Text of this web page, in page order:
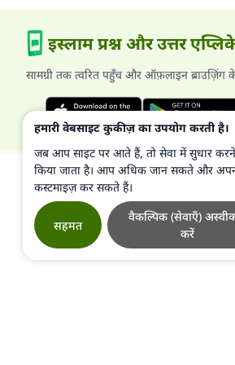
इस्लाम प्रश्न और उत्तर
सामग्री तक त्वरित पहुँच और ऑफ़लाइन ब्राउज़िंग
हमारी वेबसाइट कुकीज़ का उपयोग करती है।
जब आप साइट पर आते हैं, तो सेवा में सुधार करने
किया जाता है। आप अधिक जान सकते और
कस्टमाइज़ कर सकते हैं।
वैकल्पिक (सेवाएँ)
करें
सहमत